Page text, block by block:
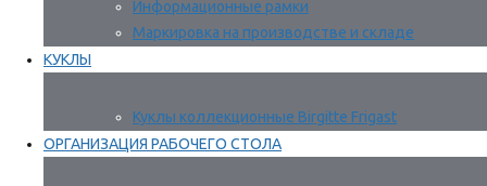
Информационные рамки
Маркировка на производстве и складе
КУКЛЫ
Куклы коллекционные Birgitte Frigast
ОРГАНИЗАЦИЯ РАБОЧЕГО СТОЛА